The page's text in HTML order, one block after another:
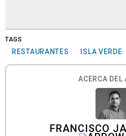
TAGS
RESTAURANTES ISLA VERDE
ACERCA DEL
FRANCISCO